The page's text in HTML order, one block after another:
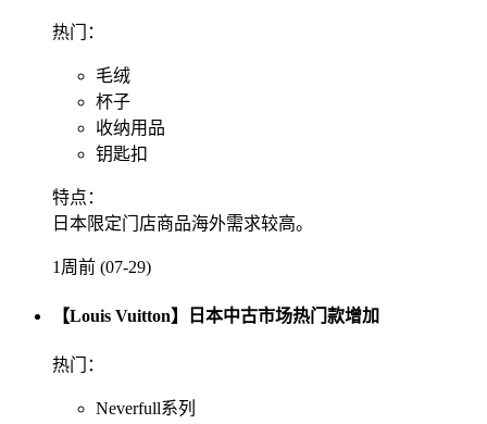
热门：
毛绒
杯子
收纳用品
钥匙扣
特点：
日本限定门店商品海外需求较高。
1周前 (07-29)
【Louis Vuitton】日本中古市场热门款增加
热门：
Neverfull系列